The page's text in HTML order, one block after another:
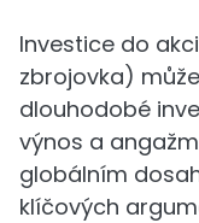
Investice do
zbrojovka)
dlouhodobé
výnos a
globálním
klíčových